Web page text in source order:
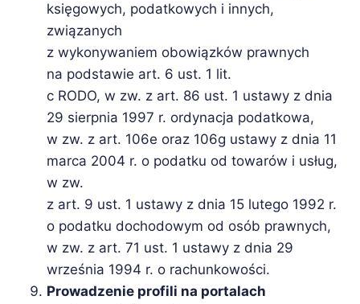
księgowych, podatkowych i innych,
związanych
z wykonywaniem obowiązków prawnych
na podstawie art. 6 ust. 1 lit.
c RODO, w zw. z art. 86 ust. 1 ustawy z dnia
29 sierpnia 1997 r. ordynacja podatkowa,
w zw. z art. 106e oraz 106g ustawy z dnia 11
marca 2004 r. o podatku od towarów i usług,
w zw.
z art. 9 ust. 1 ustawy z dnia 15 lutego 1992 r.
o podatku dochodowym od osób prawnych,
w zw. z art. 71 ust. 1 ustawy z dnia 29
września 1994 r. o rachunkowości.
Prowadzenie profili na portalach